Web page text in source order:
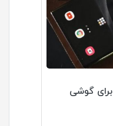
بهترین برنامه‌های S Pen برای گوشی